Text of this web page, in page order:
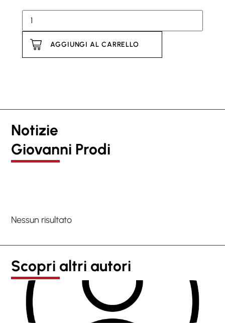
AGGIUNGI AL CARRELLO
Notizie
Giovanni Prodi
Nessun risultato
Scopri altri autori